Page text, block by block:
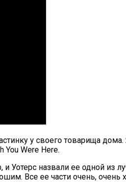
у своего товарища
Were Here.
Уотерс назвали ее одной из
Все ее части очень, очень